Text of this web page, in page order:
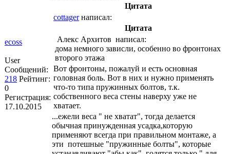
ecoss
User
Сообщений:
218 Рейтинг:
0
Регистрация:
17.10.2015
Цитата
cottagerнаписал:
Цитата
Алекс Архитов написал:
дома немного зависли, особенно во фронтонах
второго этажа
Вот фронтоны, пожалуй и есть основная
головная боль. Вот в них и нужно применять
что-то типа пружинных болтов, т.к.
собственного веса стены наверху уже не
хватает.
...ежели веса " не хватат", тогда делается
обычная принужденная усадка,которую
применяют всегда при правильном монтаже, а
эти потешные "пружинные болты", которые